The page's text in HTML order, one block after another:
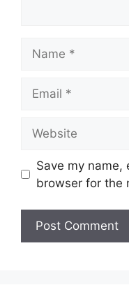
Save my name,
browser for the